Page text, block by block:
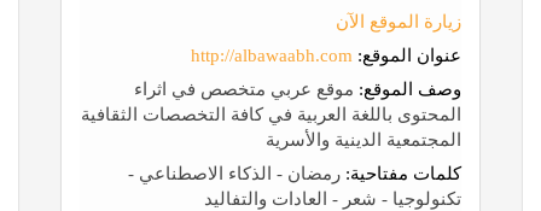
زيارة الموقع الآن
عنوان الموقع: http://albawaabh.com
وصف الموقع: موقع عربي متخصص في اثراء
المحتوى باللغة العربية في كافة التخصصات الثقافية
المجتمعية الدينية والأسرية
كلمات مفتاحية: رمضان - الذكاء الاصطناعي -
تكنولوجيا - شعر - العادات والتفاليد